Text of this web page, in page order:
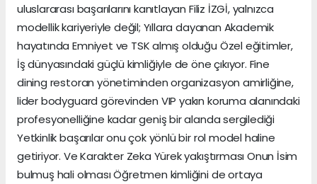
uluslararası başarılarını kanıtlayan Filiz İZGİ, yalnızca
modellik kariyeriyle değil; Yıllara dayanan Akademik
hayatında Emniyet ve TSK almış olduğu Özel eğitimler,
İş dünyasındaki güçlü kimliğiyle de öne çıkıyor. Fine
dining restoran yönetiminden organizasyon amirliğine,
lider bodyguard görevinden VIP yakın koruma alanındaki
profesyonelliğine kadar geniş bir alanda sergilediği
Yetkinlik başarılar onu çok yönlü bir rol model haline
getiriyor. Ve Karakter Zeka Yürek yakıştırması Onun İsim
bulmuş hali olması Öğretmen kimliğini de ortaya